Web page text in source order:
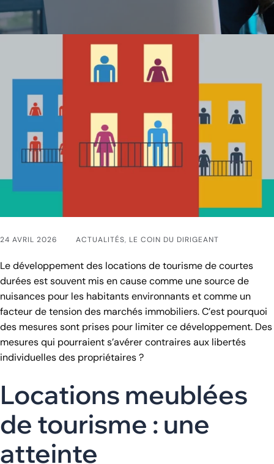
24 AVRIL 2026 ACTUALITÉS, LE COIN DU DIRIGEANT
Le développement des locations de tourisme de courtes
durées est souvent mis en cause comme une source de
nuisances pour les habitants environnants et comme un
facteur de tension des marchés immobiliers. C’est pourquoi
des mesures sont prises pour limiter ce développement. Des
mesures qui pourraient s’avérer contraires aux libertés
individuelles des propriétaires ?
Locations meublées
de tourisme : une
atteinte